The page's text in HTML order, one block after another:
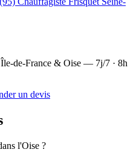
de-France & Oise — 7j/7 · 8h
un devis
l'Oise ?